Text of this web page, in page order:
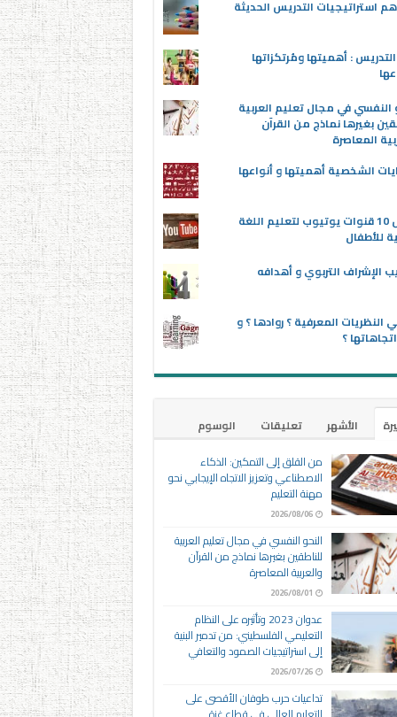
استراتيجيات التدريس الحديثة
: أهميتها ومُرتكزاتها
النفسي في مجال تعليم العربية
بغيرها نماذج من القرآن
المعاصرة
الشخصية أهميتها و أنواعها
أفضل 10 قنوات يوتيوب لتعليم اللغة
للأطفال
الإشراف التربوي و أهدافه
النظريات المعرفية ؟ روادها ؟ و
؟
الأشهر تعليقات
الوسوم
من القلق إلى التمكين: الذكاء
الاصطناعي وتعزيز الاتجاه الإيجابي نحو
مهنة التعليم
2026/08/06
النحو النفسي في مجال تعليم العربية
للناطقين بغيرها نماذج من القرآن
والعربية المعاصرة
2026/08/01
عدوان 2023 وتأثيره على النظام
التعليمي الفلسطيني: من تدمير البنية
إلى استراتيجيات الصمود والتعافي
2026/07/26
تداعيات حرب طوفان الأقصى على